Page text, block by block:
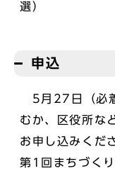
選）
申込
5月27日（必
むか、区役所な
お申し込みくだ
第1回まちづく